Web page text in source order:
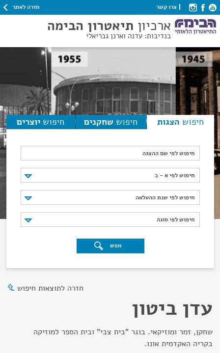
צרו קשר חזרה לאתר
ארכיון תיאטרון הבימה
בנדיבות: עדנה וארנן גבריאלי
חיפוש הצגות חיפוש שחקנים חיפוש יוצרים
חיפוש לפי שם ההצגה
חיפוש לפי א - ב
חיפוש לפי א - ב
חיפוש לפי שנת ההעלאה
חיפוש לפי שנת ההעלאה
חיפוש לפי סוגה
חיפוש לפי סוגה
חפש
חזרה לתוצאות חיפוש
עדן ביטון
שחקן, זמר ומוזיקאי. בוגר "בית צבי" ובית הספר למוזיקה
בקריה האקדמית אונו.